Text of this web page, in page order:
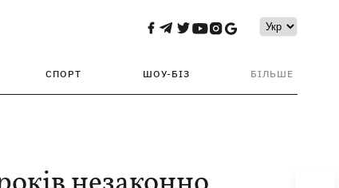
СПОРТ ШОУ-БІЗ БІЛЬШЕ